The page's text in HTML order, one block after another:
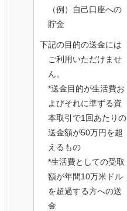
（例）自己口座への
貯金
下記の目的の送金には
ご利用いただけませ
ん。
*送金目的が生活費お
よびそれに準ずる資
本取引で1回あたりの
送金額が50万円を超
えるもの
*生活費としての受取
額が年間10万米ドル
を超過する方への送
金